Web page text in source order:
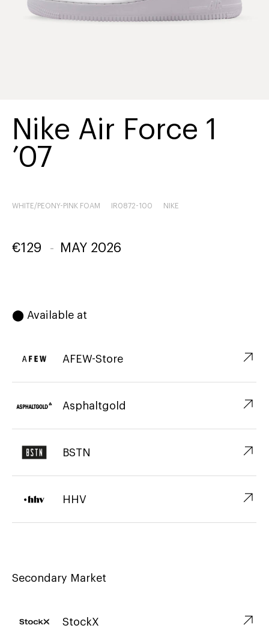
Nike Air Force 1
’07
WHITE/PEONY-PINK FOAM IR0872-100 NIKE
€129 - MAY 2026
⬤ Available at
AFEW-Store ↗︎
Asphaltgold ↗︎
BSTN ↗︎
HHV ↗︎
Secondary Market
StockX ↗︎